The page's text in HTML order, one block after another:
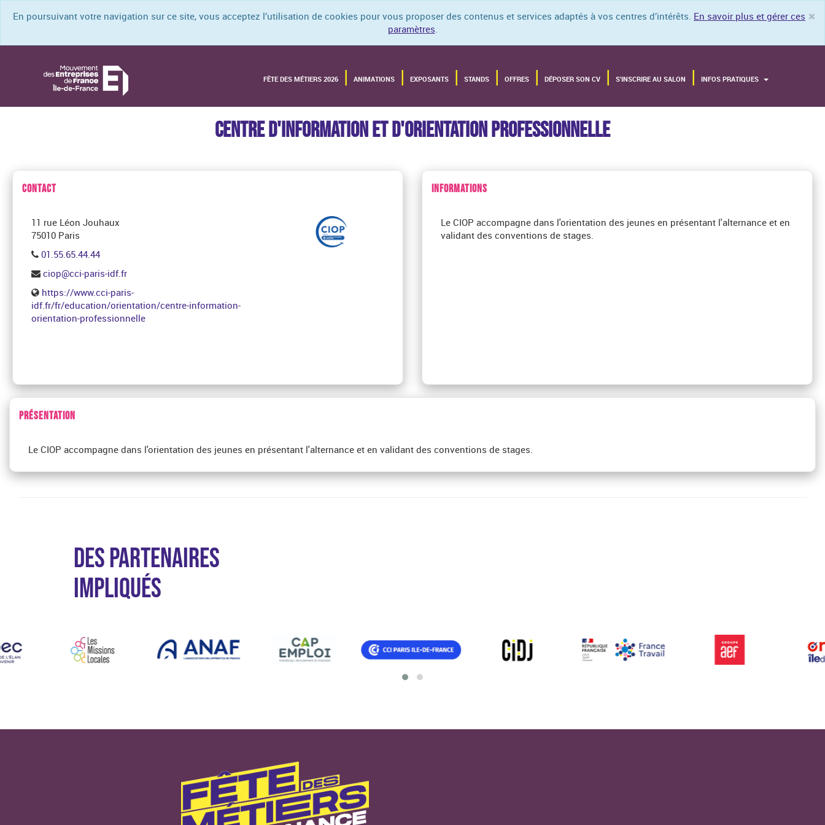
×
En poursuivant votre navigation sur ce site, vous acceptez l’utilisation de cookies pour vous proposer des contenus et services adaptés à vos centres d’intérêts. En savoir plus et gérer ces
paramètres.
FÊTE DES MÉTIERS 2026 ANIMATIONS EXPOSANTS STANDS OFFRES DÉPOSER SON CV S'INSCRIRE AU SALON INFOS PRATIQUES
CENTRE D'INFORMATION ET D'ORIENTATION PROFESSIONNELLE
CONTACT
11 rue Léon Jouhaux
75010 Paris
01.55.65.44.44
ciop@cci-paris-idf.fr
https://www.cci-paris-
idf.fr/fr/education/orientation/centre-information-
orientation-professionnelle
INFORMATIONS
Le CIOP accompagne dans l'orientation des jeunes en présentant l'alternance et en
validant des conventions de stages.
PRÉSENTATION
Le CIOP accompagne dans l'orientation des jeunes en présentant l'alternance et en validant des conventions de stages.
DES PARTENAIRES
IMPLIQUÉS